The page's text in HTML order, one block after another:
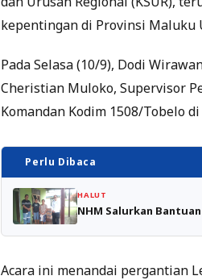
kepentingan di Provinsi Maluku
Pada Selasa (10/9), Dodi
Cheristian Muloko, Supervisor
Komandan Kodim 1508/Tobelo
Perlu Dibaca
HALUT
NHM Salurkan
Acara ini menandai pergantian